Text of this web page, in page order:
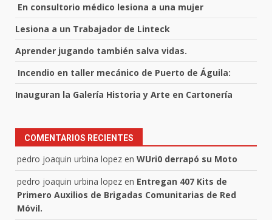
En consultorio médico lesiona a una mujer
Lesiona a un Trabajador de Linteck
Aprender jugando también salva vidas.
Incendio en taller mecánico de Puerto de Águila:
Inauguran la Galería Historia y Arte en Cartonería
COMENTARIOS RECIENTES
pedro joaquin urbina lopez en WUri0 derrapó su Moto
pedro joaquin urbina lopez en Entregan 407 Kits de
Primero Auxilios de Brigadas Comunitarias de Red
Móvil.